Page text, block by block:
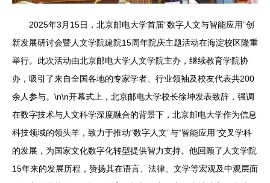
2025年3月15日，北京邮电大学首届“数字人文与智能应用”创
新发展研讨会暨人文学院建院15周年院庆主题活动在海淀校区隆重
举行。此次活动由北京邮电大学人文学院主办，继续教育学院协
办，吸引了来自全国各地的专家学者、行业领袖及校友代表共200
余人参与。\n\n开幕式上，北京邮电大学校长徐坤发表致辞，强调
在数字技术与人文科学深度融合的背景下，北京邮电大学作为信息
科技领域的领头羊，致力于推动“数字人文”与“智能应用”交叉学科
的发展，为国家文化数字化转型提供智力支持。他回顾了人文学院
15年来的发展历程，赞扬其在语言、法律、文学等宏观及中观层面